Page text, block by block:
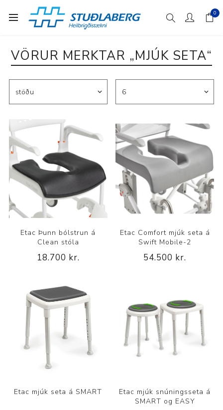
0
VÖRUR MERKTAR „MJÚK SETA“
Etac Þunn bólstrun á
Clean stóla
18.700 kr.
Etac Comfort mjúk seta á
Swift Mobile-2
54.500 kr.
Etac mjúk seta á SMART
Etac mjúk snúningsseta á
SMART og EASY